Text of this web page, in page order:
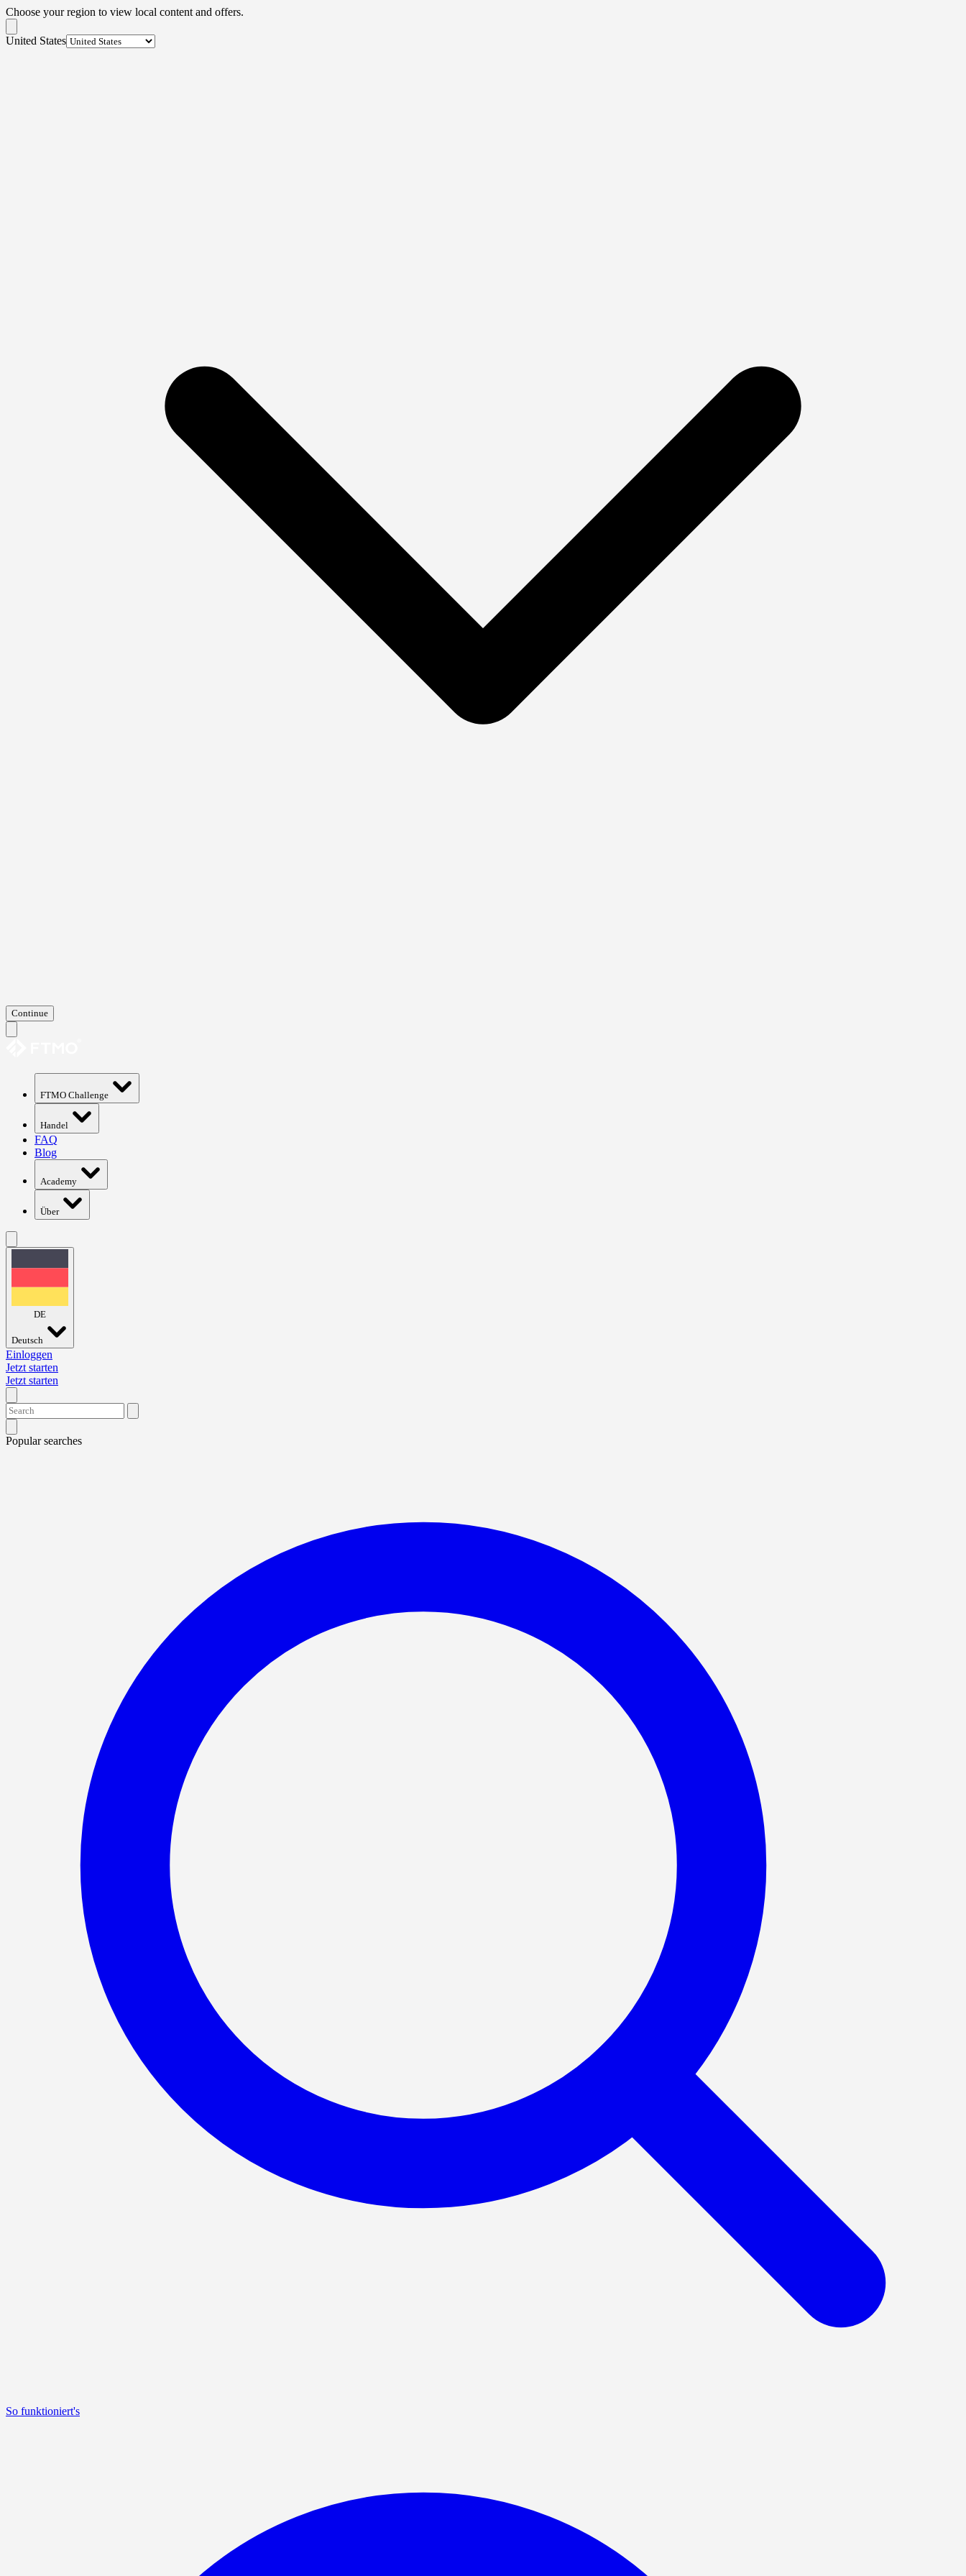
Choose your region to view local content and offers.
United States
Continue
FTMO Challenge
Handel
FAQ
Blog
Academy
Über
DE
Deutsch
Einloggen
Jetzt starten
Jetzt starten
Popular searches
So funktioniert's